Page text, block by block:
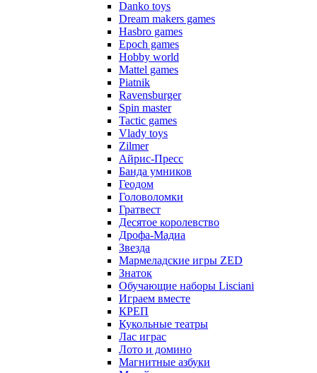
Danko toys
Dream makers games
Hasbro games
Epoch games
Hobby world
Mattel games
Piatnik
Ravensburger
Spin master
Tactic games
Vlady toys
Zilmer
Айрис-Пресс
Банда умников
Геодом
Головоломки
Гратвест
Десятое королевство
Дрофа-Мадиа
Звезда
Мармеладские игры ZED
Знаток
Обучающие наборы Lisciani
Играем вместе
КРЕП
Кукольные театры
Лас играс
Лото и домино
Магнитные азбуки